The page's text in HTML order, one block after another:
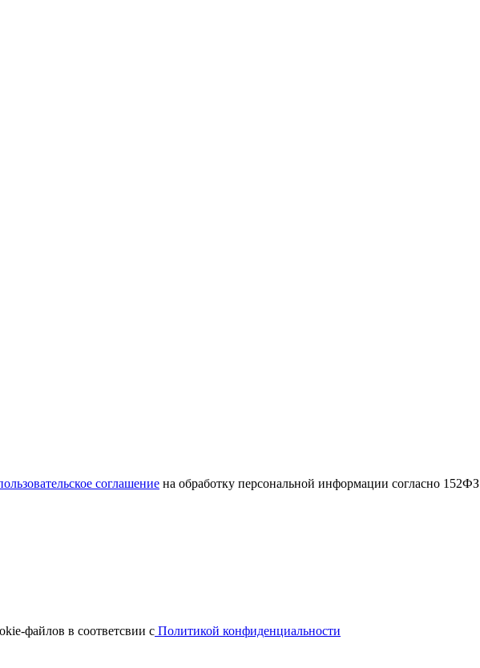
соглашение на обработку персональной информации согласно 152ФЗ
файлов в соответсвии с Политикой конфиденциальности